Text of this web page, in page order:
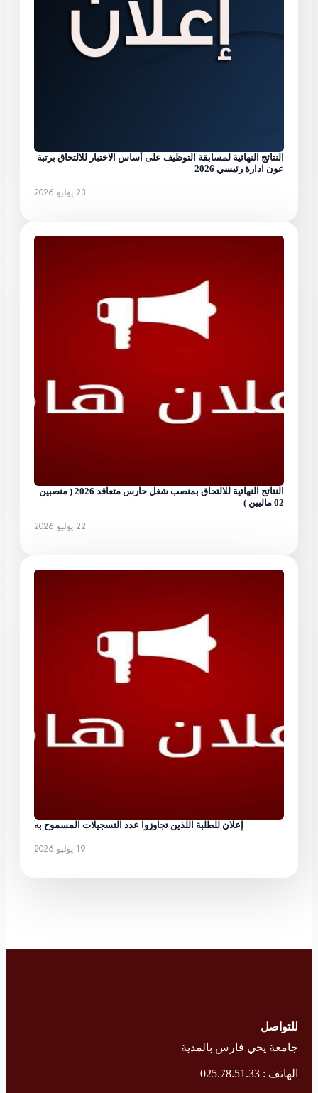
النتائج النهائية لمسابقة التوظيف على أساس الاختبار للالتحاق برتبة
عون ادارة رئيسي 2026
23 يوليو 2026
النتائج النهائية للالتحاق بمنصب شغل حارس متعاقد 2026 ( منصبين
02 ماليين )
22 يوليو 2026
إعلان للطلبة اللذين تجاوزوا عدد التسجيلات المسموح به
19 يوليو 2026
للتواصل
جامعة يحي فارس بالمدية
الهاتف : 025.78.51.33